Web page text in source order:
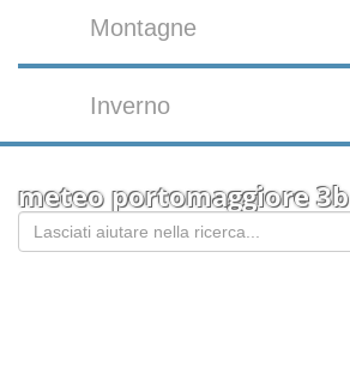
Montagne
Inverno
meteo portomaggiore 3b